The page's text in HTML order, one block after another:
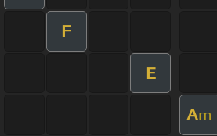
F
E
Am